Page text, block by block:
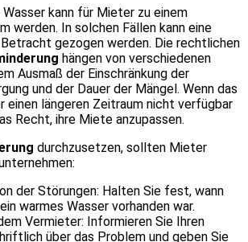
kann für Mieter zu einem
werden. In solchen Fällen kann eine
gezogen werden. Die rechtlichen
hängen von verschiedenen
Ausmaß der Einschränkung der
und der Dauer der Mängel. Wenn das
einen längeren Zeitraum nicht verfügbar
Recht, ihre Miete anzupassen.
durchzusetzen, sollten Mieter
der Störungen: Halten Sie fest, wann
warmes Wasser vorhanden war.
Vermieter: Informieren Sie Ihren
über das Problem und geben Sie